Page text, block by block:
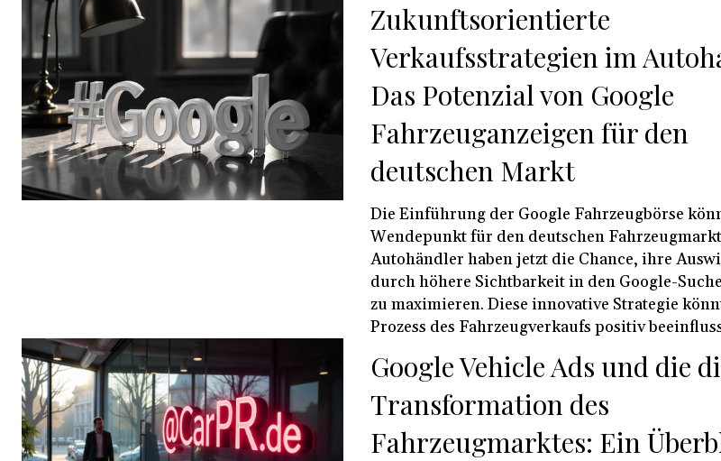
Zukunftsorientierte
Verkaufsstrategien im
Das Potenzial von Google
Fahrzeuganzeigen für den
deutschen Markt
Die Einführung der Google Fahrzeugbörse
Wendepunkt für den deutschen
Autohändler haben jetzt die Chance, ihre
durch höhere Sichtbarkeit in den Google-
zu maximieren. Diese innovative Strategie
Prozess des Fahrzeugverkaufs positiv
Google Vehicle Ads und die
Transformation des
Fahrzeugmarktes: Ein